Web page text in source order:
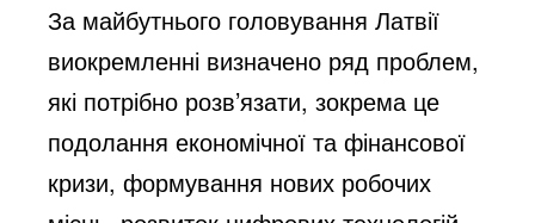
За майбутнього головування Латвії
виокремленні визначено ряд проблем,
які потрібно розв’язати, зокрема це
подолання економічної та фінансової
кризи, формування нових робочих